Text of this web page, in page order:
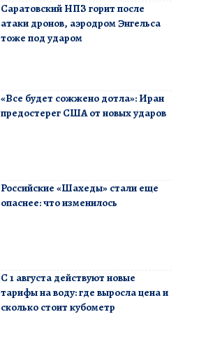
Саратовский НПЗ горит после
атаки дронов, аэродром Энгельса
тоже под ударом
«Все будет сожжено дотла»: Иран
предостерег США от новых ударов
Российские «Шахеды» стали еще
опаснее: что изменилось
С 1 августа действуют новые
тарифы на воду: где выросла цена и
сколько стоит кубометр